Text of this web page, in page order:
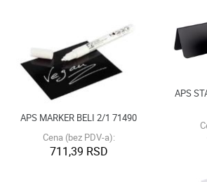
APS MARKER BELI 2/1 71490
Cena (bez PDV-a):
711,39 RSD
APS